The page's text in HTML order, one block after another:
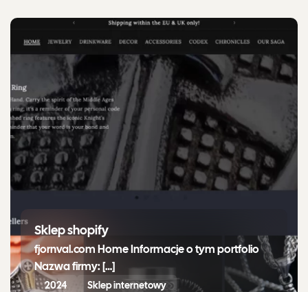
Sklep shopify
fjornval.com Home Informacje o tym portfolio
Nazwa firmy: […]
2024 Sklep internetowy